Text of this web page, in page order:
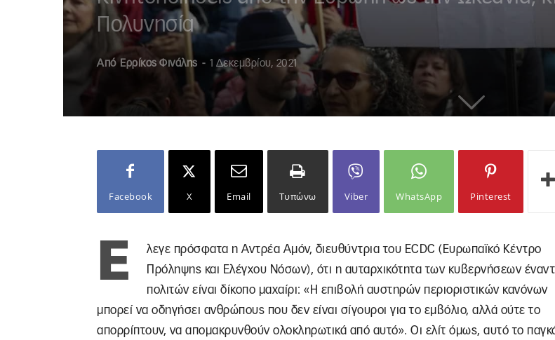
Πολυνησία
Από Ερρίκος Φινάλης - 1 Δεκεμβρίου, 2021
Facebook X Email Τυπώνω Viber WhatsApp Pinterest
Έ
λεγε πρόσφατα η Αντρέα Αμόν, διευθύντρια του ECDC (Ευρωπαϊκό Κέντρο
Πρόληψης και Ελέγχου Νόσων), ότι η αυταρχικότητα των κυβερνήσεων
πολιτών είναι δίκοπο μαχαίρι: «Η επιβολή αυστηρών περιοριστικών κανόνων
μπορεί να οδηγήσει ανθρώπους που δεν είναι σίγουροι για το εμβόλιο, αλλά ούτε το
απορρίπτουν, να απομακρυνθούν ολοκληρωτικά από αυτό». Οι ελίτ όμως, αυτό το